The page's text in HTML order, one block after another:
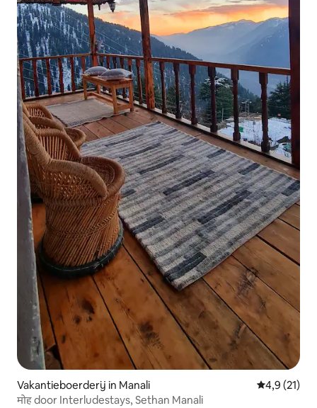
Vakantieboerderij in Manali
4,9 (21)
मोह door Interludestays, Sethan Manali